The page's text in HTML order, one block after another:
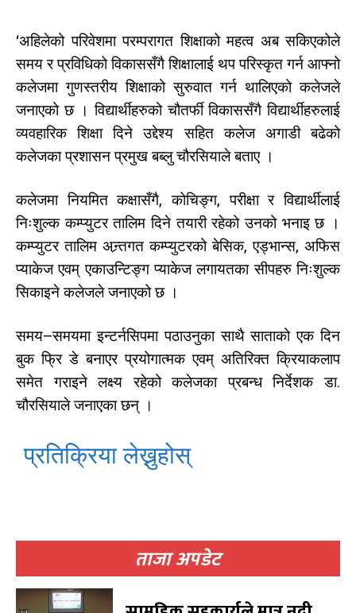
काबिलखबर एफएम सुन्नुहोस
काबिलखबर एफएम सुन्नुहोस
ताजा अपडेट
‘अहिलेको परिवेशमा परम्परागत शिक्षाको महत्व अब सकिएकोले
समय र प्रविधिको विकाससँगै शिक्षालाई थप परिस्कृत गर्न आफ्नो
कलेजमा गुणस्तरीय शिक्षाको सुरुवात गर्न थालिएको कलेजले
जनाएको छ । विद्यार्थीहरुको चौतर्फी विकाससँगै विद्यार्थीहरुलाई
व्यवहारिक शिक्षा दिने उद्देश्य सहित कलेज अगाडी बढेको
कलेजका प्रशासन प्रमुख बब्लु चौरसियाले बताए ।
कलेजमा नियमित कक्षासँगै, कोचिङ्ग, परीक्षा र विद्यार्थीलाई
निःशुल्क कम्प्युटर तालिम दिने तयारी रहेको उनको भनाइ छ ।
कम्प्युटर तालिम अन्र्तगत कम्प्युटरको बेसिक, एड्भान्स, अफिस
प्याकेज एवम् एकाउन्टिङ्ग प्याकेज लगायतका सीपहरु निःशुल्क
सिकाइने कलेजले जनाएको छ ।
समय–समयमा इन्टर्नसिपमा पठाउनुका साथै साताको एक दिन
बुक फ्रि डे बनाएर प्रयोगात्मक एवम् अतिरिक्त क्रियाकलाप
समेत गराइने लक्ष्य रहेको कलेजका प्रबन्ध निर्देशक डा.
चौरसियाले जनाएका छन् ।
प्रतिक्रिया लेख्नुहोस्